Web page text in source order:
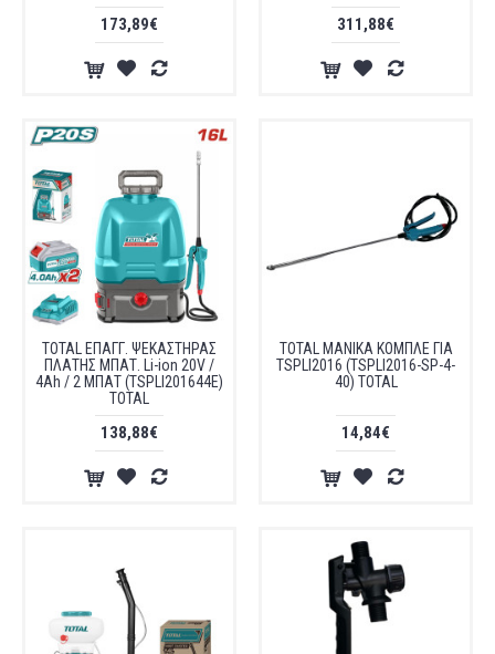
173,89€ 311,88€
TOTAL ΕΠΑΓΓ. ΨΕΚΑΣΤΗΡΑΣ
ΠΛΑΤΗΣ ΜΠΑΤ. Li-ion 20V /
4Ah / 2 ΜΠΑΤ (TSPLI201644E)
TOTAL
138,88€
TOTAL ΜΑΝΙΚΑ ΚΟΜΠΛΕ ΓΙΑ
TSPLI2016 (TSPLI2016-SP-4-
40) TOTAL
14,84€